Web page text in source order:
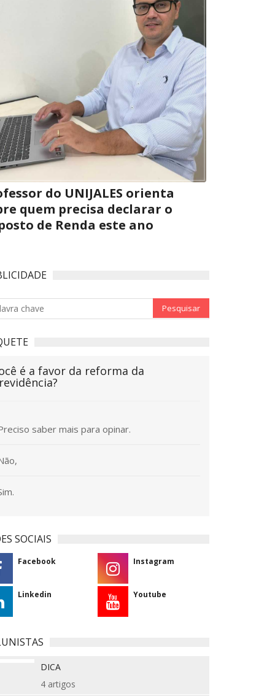
do UNIJALES orienta
quem precisa declarar o
de Renda este ano
é a favor da reforma da
saber mais para opinar.
SOCIAIS
Facebook Instagram
Linkedin Youtube
DICA
4 artigos